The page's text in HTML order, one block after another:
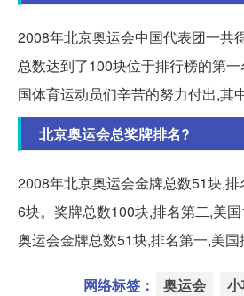
2008年北京奥运会中国代表团一共
总数达到了100块位于排行榜的第
国体育运动员们辛苦的努力付出,其
北京奥运会总奖牌排名?
2008年北京奥运会金牌总数51块,
6块。奖牌总数100块,排名第二,美
奥运会金牌总数51块,排名第一,美国
网络标签： 奥运会